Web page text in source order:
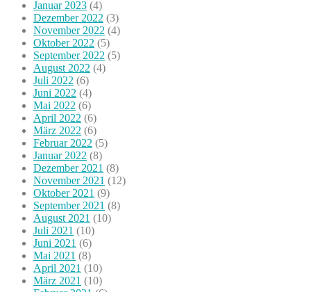
Januar 2023 (4)
Dezember 2022 (3)
November 2022 (4)
Oktober 2022 (5)
September 2022 (5)
August 2022 (4)
Juli 2022 (6)
Juni 2022 (4)
Mai 2022 (6)
April 2022 (6)
März 2022 (6)
Februar 2022 (5)
Januar 2022 (8)
Dezember 2021 (8)
November 2021 (12)
Oktober 2021 (9)
September 2021 (8)
August 2021 (10)
Juli 2021 (10)
Juni 2021 (6)
Mai 2021 (8)
April 2021 (10)
März 2021 (10)